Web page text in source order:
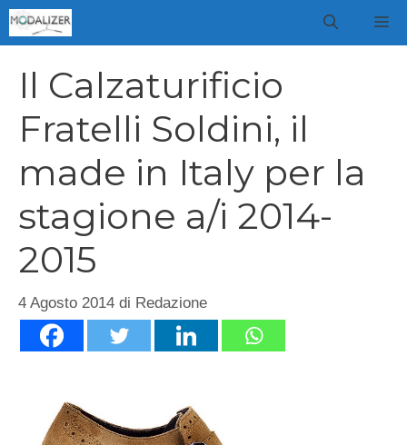
Vai
al
Il Calzaturificio
Fratelli Soldini, il
made in Italy per la
stagione a/i 2014-
2015
4 Agosto 2014 di Redazione